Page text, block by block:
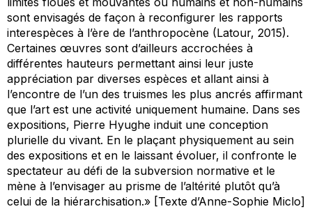
sont envisagés de façon à reconfigurer les rapports
interespèces à l’ère de l’anthropocène (Latour, 2015).
Certaines œuvres sont d’ailleurs accrochées à
différentes hauteurs permettant ainsi leur juste
appréciation par diverses espèces et allant ainsi à
l’encontre de l’un des truismes les plus ancrés affirmant
que l’art est une activité uniquement humaine. Dans ses
expositions, Pierre Hyughe induit une conception
plurielle du vivant. En le plaçant physiquement au sein
des expositions et en le laissant évoluer, il confronte le
spectateur au défi de la subversion normative et le
mène à l’envisager au prisme de l’altérité plutôt qu’à
celui de la hiérarchisation.» [Texte d’Anne-Sophie Miclo]